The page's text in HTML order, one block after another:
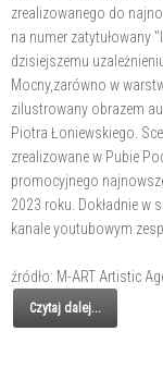
zrealizowanego do
na numer zatytułowany
dzisiejszemu
Mocny,zarówno w
zilustrowany obrazem
Piotra Łoniewskiego.
zrealizowane w Pubie
promocyjnego
2023 roku. Dokładnie
kanale youtubowym
źródło: M-ART Artistic
Czytaj dalej...